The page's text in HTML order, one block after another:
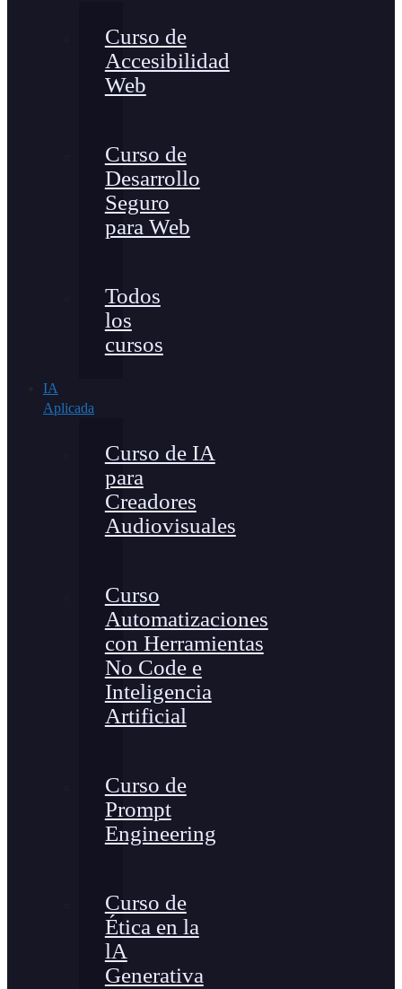
Curso de
Accesibilidad
Web
Curso de
Desarrollo
Seguro
para Web
Todos
los
cursos
IA
Aplicada
Curso de IA
para
Creadores
Audiovisuales
Curso
Automatizaciones
con Herramientas
No Code e
Inteligencia
Artificial
Curso de
Prompt
Engineering
Curso de
Ética en la
lA
Generativa